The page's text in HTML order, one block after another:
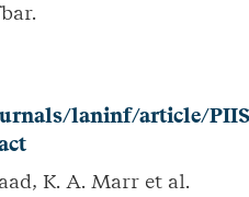
laninf/article/
K. A. Marr et al.